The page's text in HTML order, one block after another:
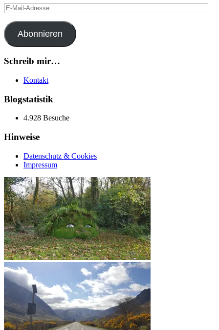
E-
Mail-
Adresse
Abonnieren
Schreib mir…
Kontakt
Blogstatistik
4.928 Besuche
Hinweise
Datenschutz & Cookies
Impressum